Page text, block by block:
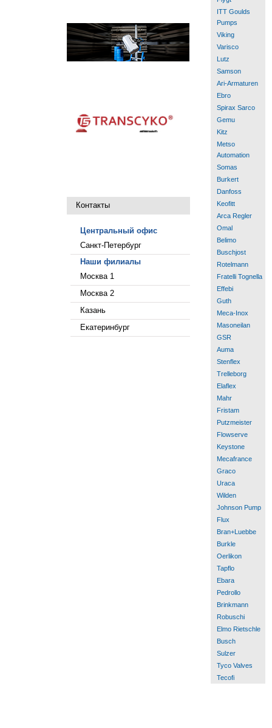
Контакты
Центральный офис
Санкт-Петербург
Наши филиалы
Москва 1
Москва 2
Казань
Екатеринбург
ITT Goulds
Pumps
Viking
Varisco
Lutz
Samson
Ari-Armaturen
Ebro
Spirax Sarco
Gemu
Kitz
Metso
Automation
Somas
Burkert
Danfoss
Keofitt
Arca Regler
Omal
Belimo
Buschjost
Rotelmann
Fratelli Tognella
Effebi
Guth
Meca-Inox
Masoneilan
GSR
Auma
Stenflex
Trelleborg
Elaflex
Mahr
Fristam
Putzmeister
Flowserve
Keystone
Mecafrance
Graco
Uraca
Wilden
Johnson Pump
Flux
Bran+Luebbe
Burkle
Oerlikon
Tapflo
Ebara
Pedrollo
Brinkmann
Robuschi
Elmo Rietschle
Busch
Sulzer
Tyco Valves
Tecofi